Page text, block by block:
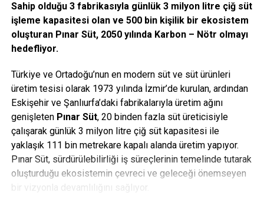
Sahip olduğu 3 fabrikasıyla günlük 3 milyon litre çiğ süt
işleme kapasitesi olan ve 500 bin kişilik bir ekosistem
oluşturan Pınar Süt, 2050 yılında Karbon – Nötr olmayı
hedefliyor.
Türkiye ve Ortadoğu’nun en modern süt ve süt ürünleri
üretim tesisi olarak 1973 yılında İzmir’de kurulan, ardından
Eskişehir ve Şanlıurfa’daki fabrikalarıyla üretim ağını
genişleten Pınar Süt, 20 binden fazla süt üreticisiyle
çalışarak günlük 3 milyon litre çiğ süt kapasitesi ile
yaklaşık 111 bin metrekare kapalı alanda üretim yapıyor.
Pınar Süt, sürdürülebilirliği iş süreçlerinin temelinde tutarak
oluşturduğu ekosistemin çevreci ve geleceği önemseyen